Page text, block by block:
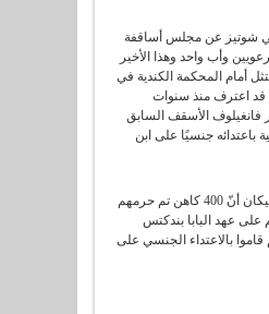
شوتيز عن مجلس أساقفة
7 كهنة رعويين وأب واحد وهذا الأخير
أمام المحكمة الكندية في
قد اعترف منذ سنوات
الأسقف السابق
باعتدائه جنسيًا على ابن
وكان قد كشف الفاتيكان أنّ 400 كاهن تم حرمهم
عهد البابا بندكتس
بالاعتداء الجنسي على